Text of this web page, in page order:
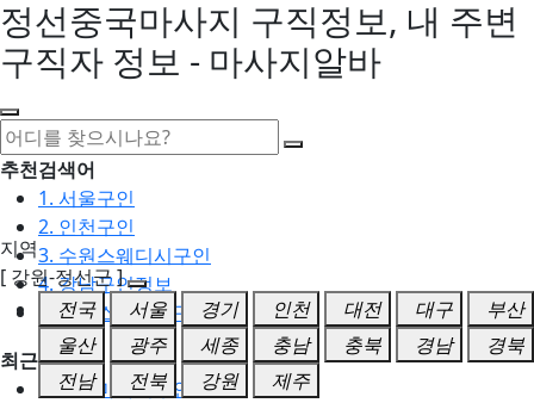
정선중국마사지 구직정보, 내 주변
구직자 정보 - 마사지알바
추천검색어
1. 서울구인
2. 인천구인
3. 수원스웨디시구인
4. 강남구인정보
5. 동탄스웨디시구인
최근검색어
1. 일산마사지구인
지역
[ 강원-정선군 ]
전국
서울 경기 인천 대전 대구
부산
울산
광주 세종 충남 충북 경남
경북
전남
전북 강원
제주